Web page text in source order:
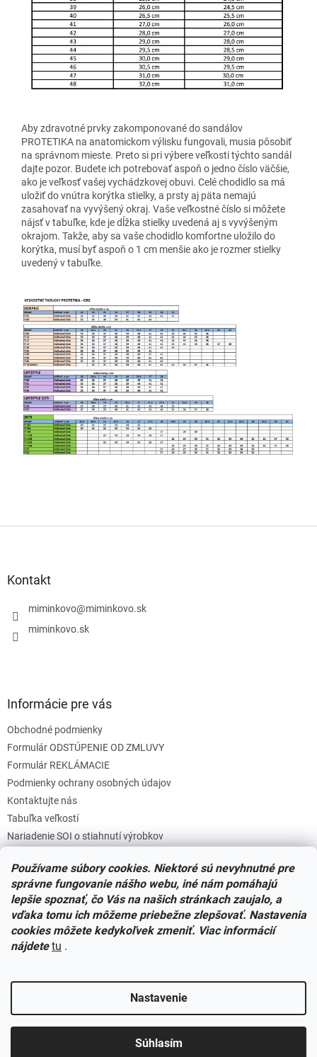
Používame súbory cookies. Niektoré sú nevyhnutné pre
správne fungovanie nášho webu, iné nám pomáhajú
lepšie spoznať, čo Vás na našich stránkach zaujalo, a
vďaka tomu ich môžeme priebežne zlepšovať. Nastavenia
cookies môžete kedykoľvek zmeniť. Viac informácií
nájdete tu .
Nastavenie
Súhlasím
Aby zdravotné prvky zakomponované do sandálov
PROTETIKA na anatomickom výlisku fungovali, musia pôsobiť
na správnom mieste. Preto si pri výbere veľkosti týchto sandál
dajte pozor. Budete ich potrebovať aspoň o jedno číslo väčšie,
ako je veľkosť vašej vychádzkovej obuvi. Celé chodidlo sa má
uložiť do vnútra korýtka stielky, a prsty aj päta nemajú
zasahovať na vyvýšený okraj. Vaše veľkostné číslo si môžete
nájsť v tabuľke, kde je dĺžka stielky uvedená aj s vyvýšeným
okrajom. Takže, aby sa vaše chodidlo komfortne uložilo do
korýtka, musí byť aspoň o 1 cm menšie ako je rozmer stielky
uvedený v tabuľke.
Kontakt
miminkovo@miminkovo.sk
miminkovo.sk
Informácie pre vás
Obchodné podmienky
Formulár ODSTÚPENIE OD ZMLUVY
Formulár REKLÁMACIE
Podmienky ochrany osobných údajov
Kontaktujte nás
Tabuľka veľkostí
Nariadenie SOI o stiahnutí výrobkov
Zásady súborov COOKIES
Facebook
Vytvoril Shoptet
Miminkovo.sk. Všetky práva vyhradené.